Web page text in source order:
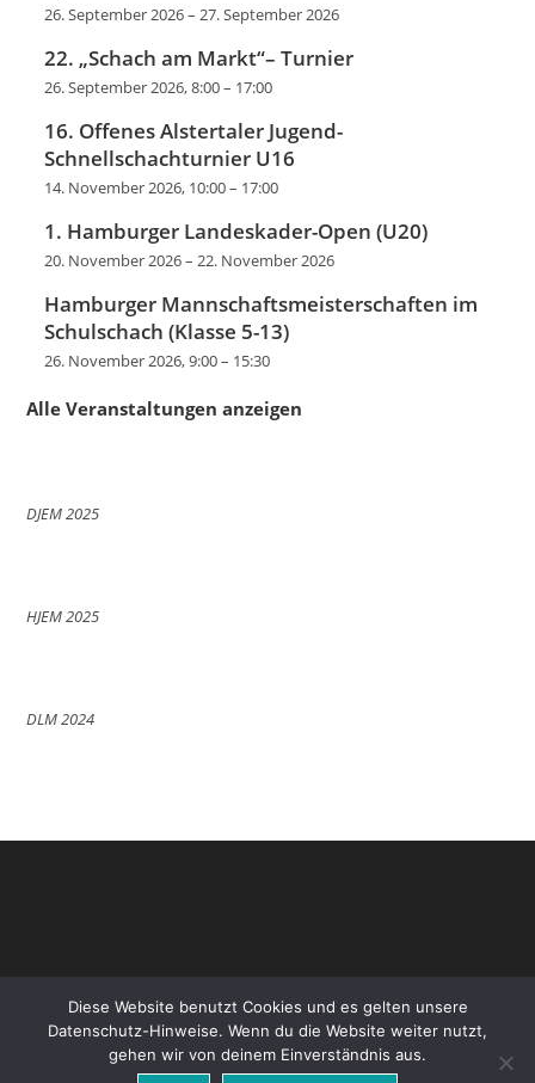
26. September 2026–27. September 2026
22. „Schach am Markt“– Turnier
26. September 2026, 8:00– 17:00
16. Offenes Alstertaler Jugend-
Schnellschachturnier U16
14. November 2026, 10:00– 17:00
1. Hamburger Landeskader-Open (U20)
20. November 2026–22. November 2026
Hamburger Mannschaftsmeisterschaften im
Schulschach (Klasse 5-13)
26. November 2026, 9:00– 15:30
Alle Veranstaltungen anzeigen
DJEM 2025
HJEM 2025
DLM 2024
Diese Website benutzt Cookies und es gelten unsere
Datenschutz-Hinweise. Wenn du die Website weiter nutzt,
gehen wir von deinem Einverständnis aus.